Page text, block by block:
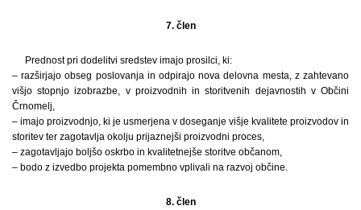
7. člen
Prednost pri dodelitvi sredstev imajo prosilci, ki:
– razširjajo obseg poslovanja in odpirajo nova delovna mesta, z zahtevano
višjo stopnjo izobrazbe, v proizvodnih in storitvenih dejavnostih v Občini
Črnomelj,
– imajo proizvodnjo, ki je usmerjena v doseganje višje kvalitete proizvodov in
storitev ter zagotavlja okolju prijaznejši proizvodni proces,
– zagotavljajo boljšo oskrbo in kvalitetnejše storitve občanom,
– bodo z izvedbo projekta pomembno vplivali na razvoj občine.
8. člen